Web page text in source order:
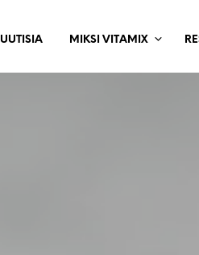
UUTISIA MIKSI VITAMIX